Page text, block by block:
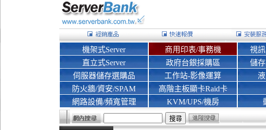
機架式Server
直立式Server
伺服器儲存選購品
防火牆/資安/SPAM
網路設備/頻寬管理
商用印表/事務機
政府台銀採購區
工作站-影像運算
高階主板顯卡Raid卡
KVM/UPS/機房
視
儲